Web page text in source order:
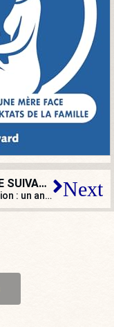
ARTICLE SUIVANT
Immigration : un an après Vance, Marco Rubio met l’Europe face à ses errances Next